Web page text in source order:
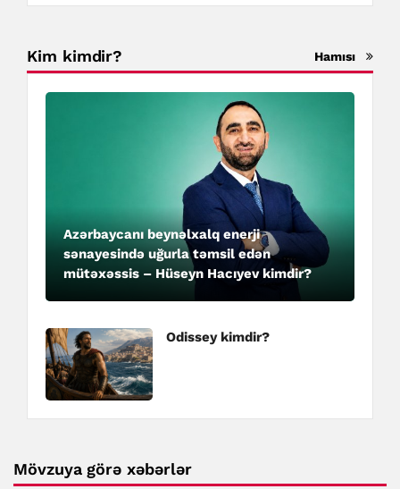
Kim kimdir? Hamısı
Azərbaycanı beynəlxalq enerji
sənayesində uğurla təmsil edən
mütəxəssis – Hüseyn Hacıyev kimdir?
Odissey kimdir?
Mövzuya görə xəbərlər